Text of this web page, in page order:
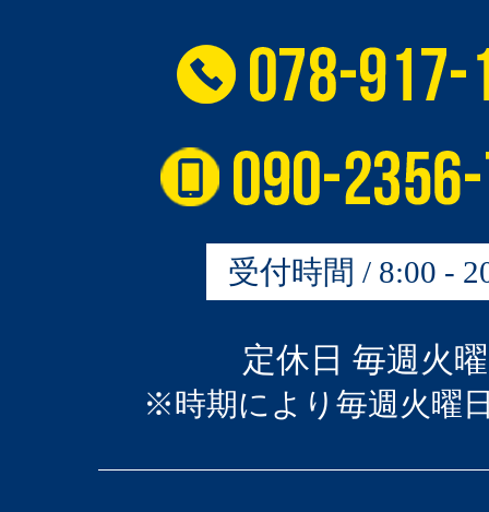
受付時間 / 8:00 -
定休日 毎週火
※時期により毎週火曜